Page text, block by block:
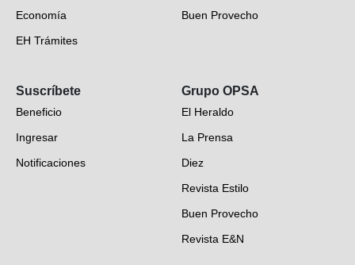
Economía
EH Trámites
EH Verifica
Fotogalerías
Deportes
Videos
Buen Provecho
Suscríbete
Beneficio
Ingresar
Notificaciones
Grupo OPSA
El Heraldo
La Prensa
Diez
Revista Estilo
Buen Provecho
Revista E&N